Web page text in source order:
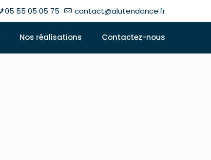
05 55 05 05 75 contact@alutendance.fr
Nos réalisations Contactez-nous